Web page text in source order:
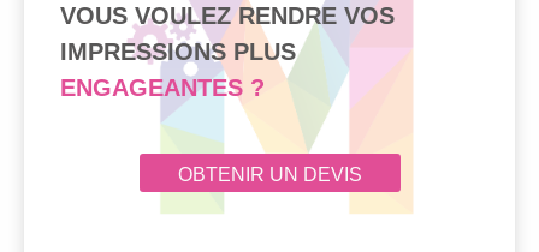
VOUS VOULEZ RENDRE VOS
IMPRESSIONS PLUS
ENGAGEANTES ?
OBTENIR UN DEVIS